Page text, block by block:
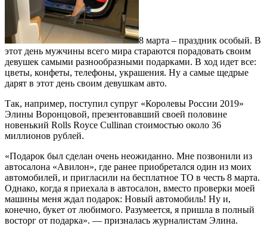
8 марта – праздник особый. В
этот день мужчины всего мира стараются порадовать своим
девушек самыми разнообразными подарками. В ход идет все:
цветы, конфеты, телефоны, украшения. Ну а самые щедрые
дарят в этот день своим девушкам авто.
Так, например, поступил супруг «Королевы России 2019»
Элины Воронцовой, презентовавший своей половине
новенький Rolls Royce Cullinan стоимостью около 36
миллионов рублей.
«Подарок был сделан очень неожиданно. Мне позвонили из
автосалона «Авилон», где ранее приобретался один из моих
автомобилей, и пригласили на бесплатное ТО в честь 8 марта.
Однако, когда я приехала в автосалон, вместо проверки моей
машины меня ждал подарок: Новый автомобиль! Ну и,
конечно, букет от любимого. Разумеется, я пришла в полный
восторг от подарка». — призналась журналистам Элина.